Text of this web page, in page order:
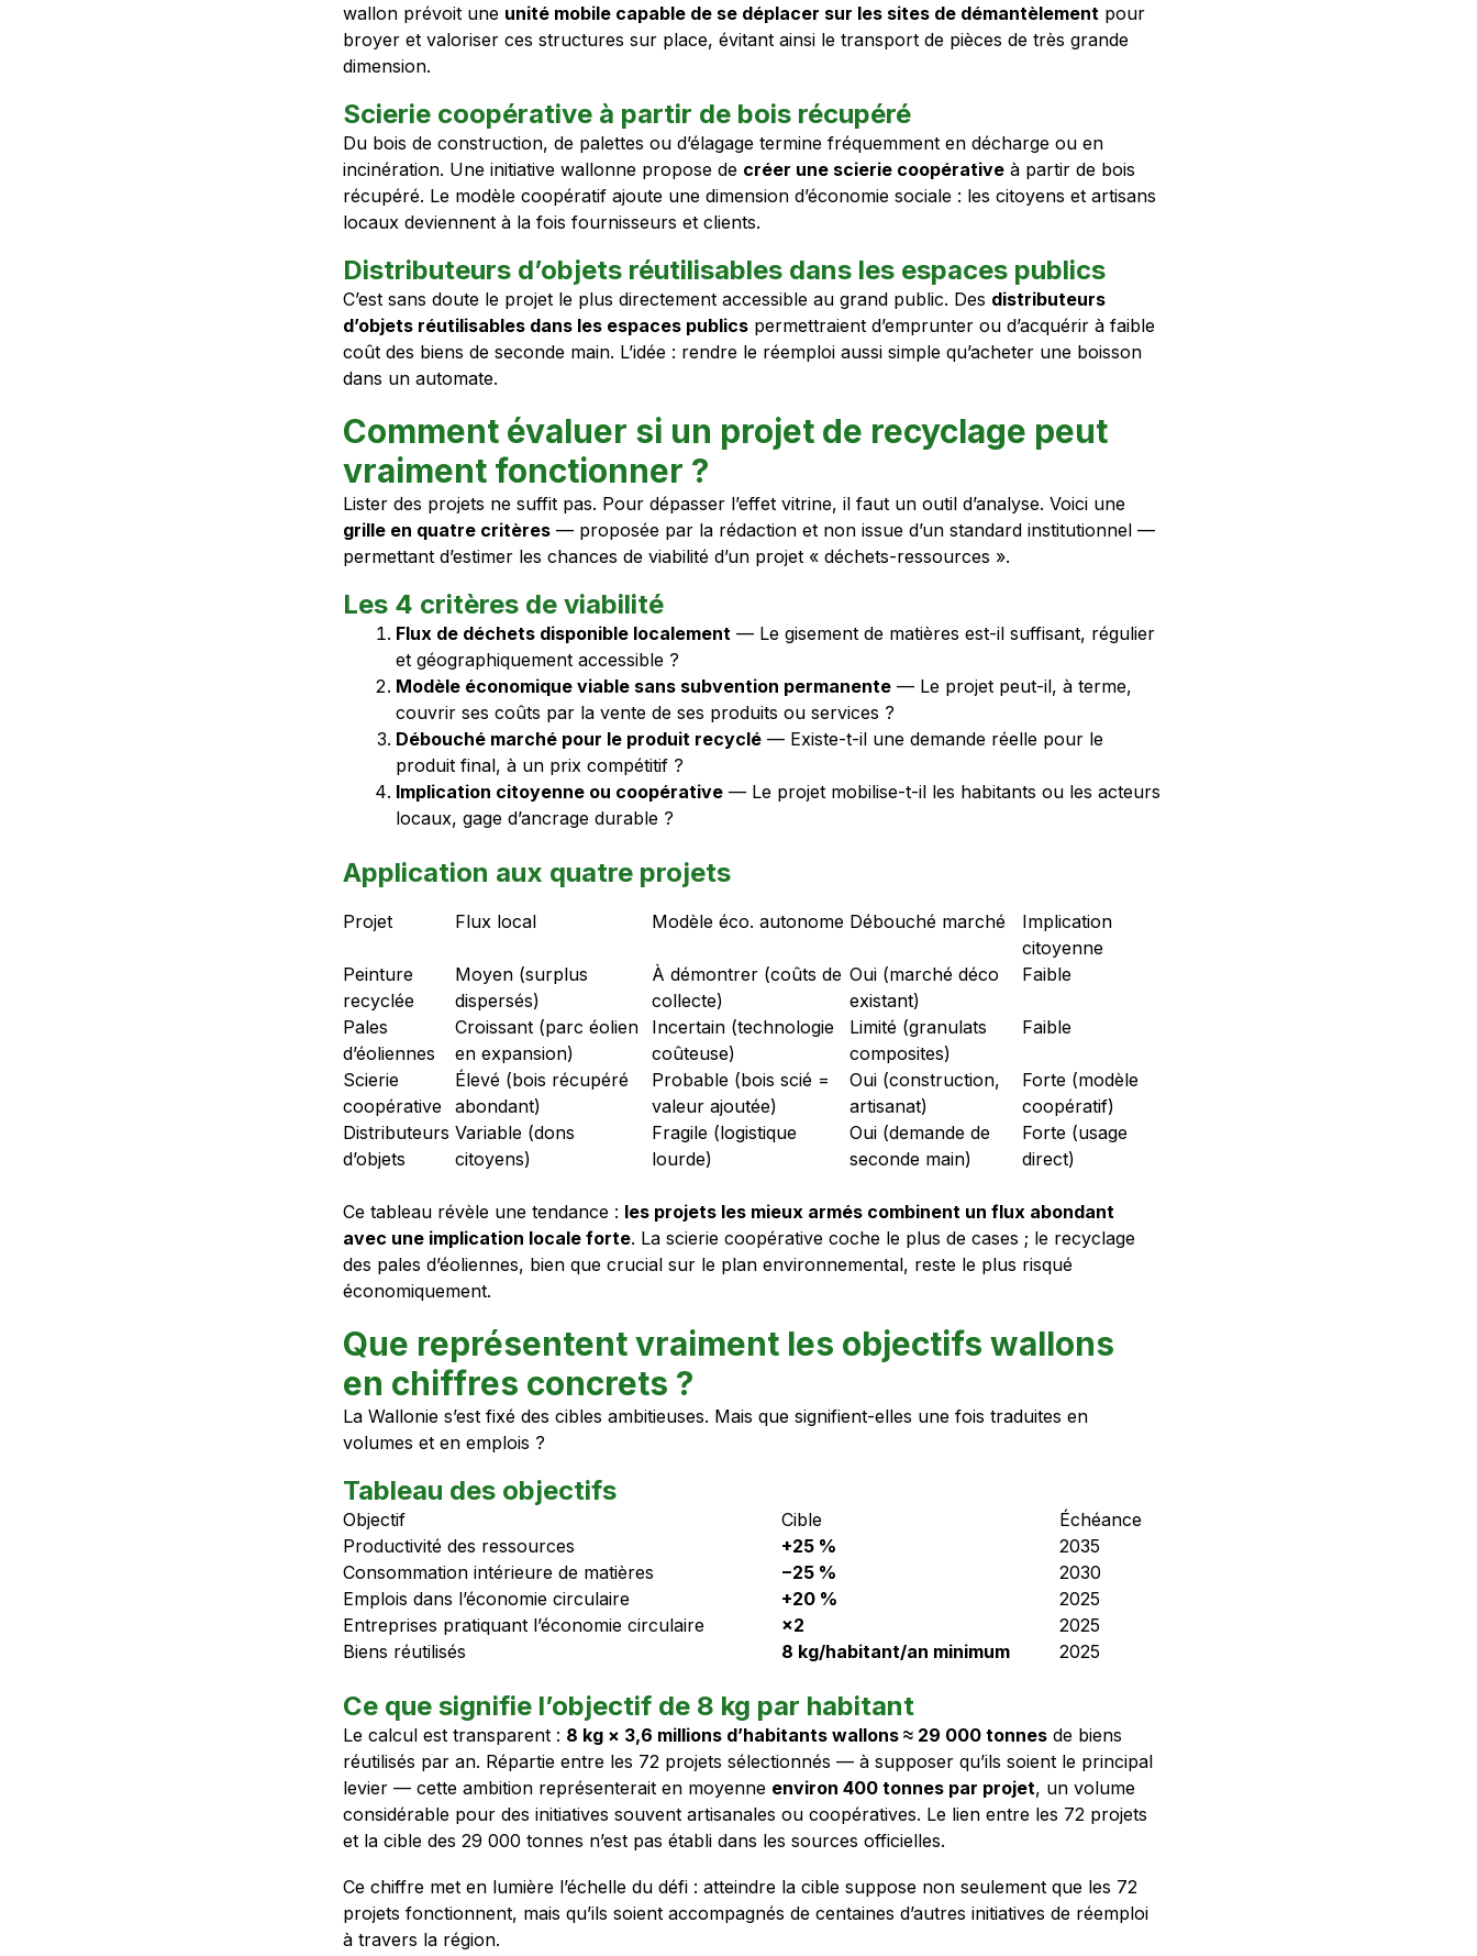
wallon prévoit une unité mobile capable de se déplacer sur les sites de démantèlement pour
broyer et valoriser ces structures sur place, évitant ainsi le transport de pièces de très grande
dimension.
Scierie coopérative à partir de bois récupéré
Du bois de construction, de palettes ou d’élagage termine fréquemment en décharge ou en
incinération. Une initiative wallonne propose de créer une scierie coopérative à partir de bois
récupéré. Le modèle coopératif ajoute une dimension d’économie sociale : les citoyens et artisans
locaux deviennent à la fois fournisseurs et clients.
Distributeurs d’objets réutilisables dans les espaces publics
C’est sans doute le projet le plus directement accessible au grand public. Des distributeurs
d’objets réutilisables dans les espaces publics permettraient d’emprunter ou d’acquérir à faible
coût des biens de seconde main. L’idée : rendre le réemploi aussi simple qu’acheter une boisson
dans un automate.
Comment évaluer si un projet de recyclage peut
vraiment fonctionner ?
Lister des projets ne suffit pas. Pour dépasser l’effet vitrine, il faut un outil d’analyse. Voici une
grille en quatre critères — proposée par la rédaction et non issue d’un standard institutionnel —
permettant d’estimer les chances de viabilité d’un projet « déchets-ressources ».
Les 4 critères de viabilité
Flux de déchets disponible localement — Le gisement de matières est-il suffisant, régulier
et géographiquement accessible ?
Modèle économique viable sans subvention permanente — Le projet peut-il, à terme,
couvrir ses coûts par la vente de ses produits ou services ?
Débouché marché pour le produit recyclé — Existe-t-il une demande réelle pour le
produit final, à un prix compétitif ?
Implication citoyenne ou coopérative — Le projet mobilise-t-il les habitants ou les acteurs
locaux, gage d’ancrage durable ?
Application aux quatre projets
Projet Flux local Modèle éco. autonome Débouché marché
Implication
citoyenne
Peinture
recyclée
Moyen (surplus
dispersés)
À démontrer (coûts de
collecte)
Oui (marché déco
existant)
Faible
Pales
d’éoliennes
Croissant (parc éolien
en expansion)
Incertain (technologie
coûteuse)
Limité (granulats
composites)
Faible
Scierie
coopérative
Élevé (bois récupéré
abondant)
Probable (bois scié =
valeur ajoutée)
Oui (construction,
artisanat)
Forte (modèle
coopératif)
Distributeurs
d’objets
Variable (dons
citoyens)
Fragile (logistique
lourde)
Oui (demande de
seconde main)
Forte (usage
direct)
Ce tableau révèle une tendance : les projets les mieux armés combinent un flux abondant
avec une implication locale forte. La scierie coopérative coche le plus de cases ; le recyclage
des pales d’éoliennes, bien que crucial sur le plan environnemental, reste le plus risqué
économiquement.
Que représentent vraiment les objectifs wallons
en chiffres concrets ?
La Wallonie s’est fixé des cibles ambitieuses. Mais que signifient-elles une fois traduites en
volumes et en emplois ?
Tableau des objectifs
Objectif Cible
Échéance
Productivité des ressources
+25 %
2035
Consommation intérieure de matières
−25 %
2030
Emplois dans l’économie circulaire
+20 %
2025
Entreprises pratiquant l’économie circulaire
×2
2025
Biens réutilisés
8 kg/habitant/an minimum 2025
Ce que signifie l’objectif de 8 kg par habitant
Le calcul est transparent : 8 kg × 3,6 millions d’habitants wallons ≈ 29 000 tonnes de biens
réutilisés par an. Répartie entre les 72 projets sélectionnés — à supposer qu’ils soient le principal
levier — cette ambition représenterait en moyenne environ 400 tonnes par projet, un volume
considérable pour des initiatives souvent artisanales ou coopératives. Le lien entre les 72 projets
et la cible des 29 000 tonnes n’est pas établi dans les sources officielles.
Ce chiffre met en lumière l’échelle du défi : atteindre la cible suppose non seulement que les 72
projets fonctionnent, mais qu’ils soient accompagnés de centaines d’autres initiatives de réemploi
à travers la région.